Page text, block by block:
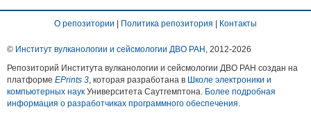
О репозитории Политика репозитория Контакты
© Институт вулканологии и сейсмологии ДВО РАН , 2012-2026
Репозиторий Института вулканологии и сейсмологии ДВО РАН создан на
платформе EPrints 3, которая разработана в Школе электроники и
компьютерных наук Университета Саутгемптона. Более подробная
информация о разработчиках программного обеспечения.